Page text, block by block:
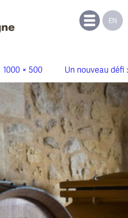
EN
1000 × 500 Un nouveau défi :